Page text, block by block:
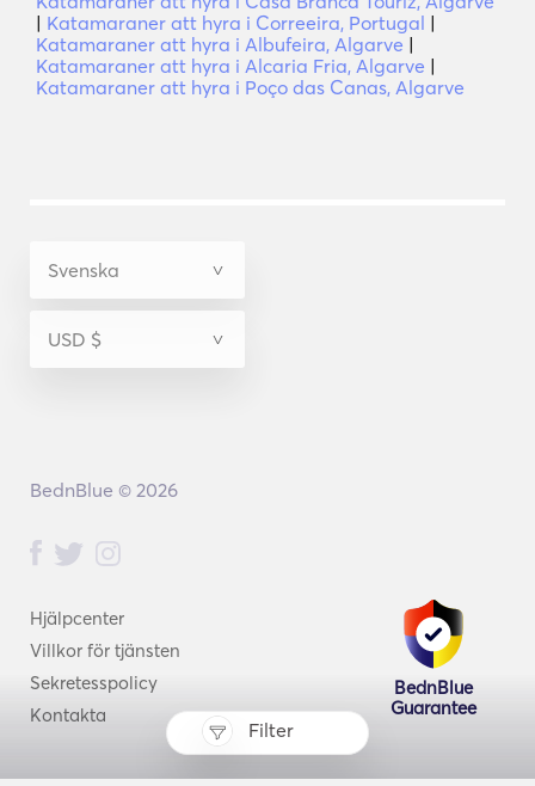
Filter
| Katamaraner att hyra i Correeira, Portugal |
Katamaraner att hyra i Albufeira, Algarve |
Katamaraner att hyra i Alcaria Fria, Algarve |
Katamaraner att hyra i Poço das Canas, Algarve
Hjälpcenter
Villkor för tjänsten
Sekretesspolicy
Kontakta
BednBlue
Guarantee
BednBlue © 2026